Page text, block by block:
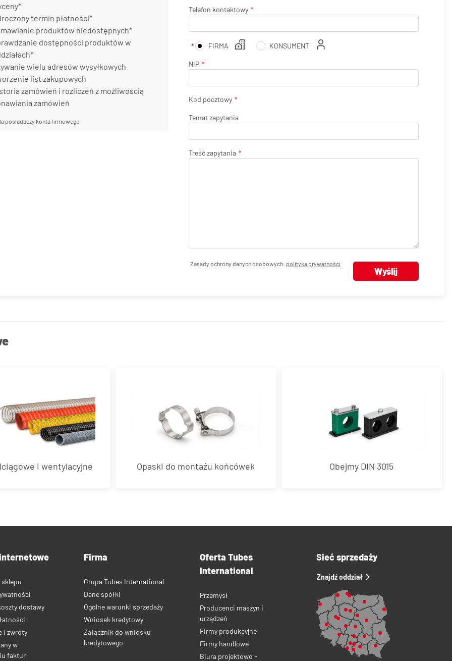
termin płatności*
produktów niedostępnych*
dostępności produktów w
wielu adresów wysyłkowych
list zakupowych
zamówień i rozliczeń z możliwością
zamówień
posiadaczy konta firmowego
Telefon kontaktowy
FIRMA KONSUMENT
NIP
Kod pocztowy
Temat zapytania
Treść zapytania
Zasady ochrony danych osobowych: polityka prywatności
i wentylacyjne Opaski do montażu końcówek Obejmy DIN 3015
sklepu
dostawy
i zwroty
w
faktur
Firma
Grupa Tubes International
Dane spółki
Ogólne warunki sprzedaży
Wniosek kredytowy
Załącznik do wniosku
kredytowego
Oferta Tubes
International
Przemysł
Producenci maszyn i
urządzeń
Firmy produkcyjne
Firmy handlowe
Biura projektowo -
Sieć sprzedaży
Znajdź oddział